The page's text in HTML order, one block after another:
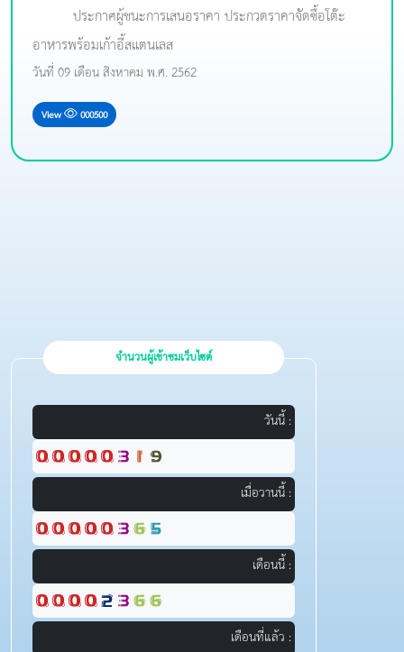
ประกาศผู้ชนะการเสนอราคา ประกวดราคาจัดซื้อโต๊ะ
อาหารพร้อมเก้าอี้สแตนเลส
วันที่ 09 เดือน สิงหาคม พ.ศ. 2562
View 000500
จำนวนผู้เข้าชมเว็บไซต์
วันนี้ :
เมื่อวานนี้ :
เดือนนี้ :
เดือนที่แล้ว :